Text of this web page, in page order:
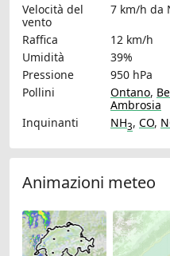
Velocità del
vento
7 km/h da
Raffica
12 km/h
Umidità
39%
Pressione
950 hPa
Pollini
Ontano,
Ambrosia
Inquinanti
NH3, CO,
Animazioni meteo